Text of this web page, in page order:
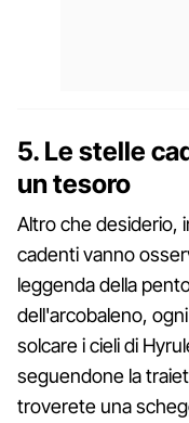
5. Le stelle
un tesoro
Altro che desiderio,
cadenti vanno
leggenda della
dell'arcobaleno,
solcare i cieli di
seguendone la
troverete una